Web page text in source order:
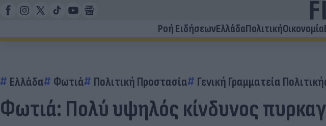
Ροή ΕιδήσεωνΕλλάδαΠολιτικήΟικονομία
Ελλάδα Φωτιά Πολιτική Προστασία Γενική Γραμματεία
Φωτιά: Πολύ υψηλός κίνδυνος